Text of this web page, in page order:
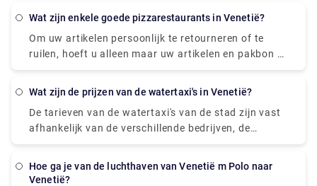
Lido).
wat zijn enkele goede pizzarestaurants in Venetië?
Om uw artikelen persoonlijk te retourneren of te
ruilen, hoeft u alleen maar uw artikelen en pakbon of
e-mail met orderbevestiging naar uw dichtstbijzijnde
UO-winkels zijn gekocht, kunnen in elke UO-winkel
worden geretourneerd. Zoek een winkel bij jou in de
buurt om de openingstijden en adresgegevens van
de winkel te bekijken. Breng je artikel en kassabon
naar de winkel om terug te sturen.
wat zijn de prijzen van de watertaxi's in Venetië?
De tarieven van de watertaxi's van de stad zijn vast
afhankelijk van de verschillende bedrijven, de
afstand en het aantal mensen. Een watertaxi van
kost ongeveer tussen de € 105 (US$ 118,50) en €
hoe ga je van de luchthaven van Venetië m Polo naar
Venetië?